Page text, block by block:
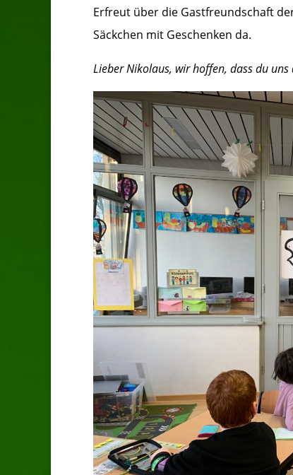
Erfreut über die Gastfreundschaft
Säckchen mit Geschenken da.
Lieber Nikolaus, wir hoffen, dass du